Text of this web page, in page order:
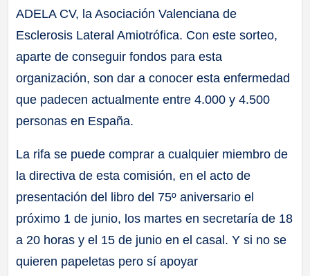
ADELA CV, la Asociación Valenciana de
Esclerosis Lateral Amiotrófica. Con este sorteo,
aparte de conseguir fondos para esta
organización, son dar a conocer esta enfermedad
que padecen actualmente entre 4.000 y 4.500
personas en España.
La rifa se puede comprar a cualquier miembro de
la directiva de esta comisión, en el acto de
presentación del libro del 75º aniversario el
próximo 1 de junio, los martes en secretaría de 18
a 20 horas y el 15 de junio en el casal. Y si no se
quieren papeletas pero sí apoyar